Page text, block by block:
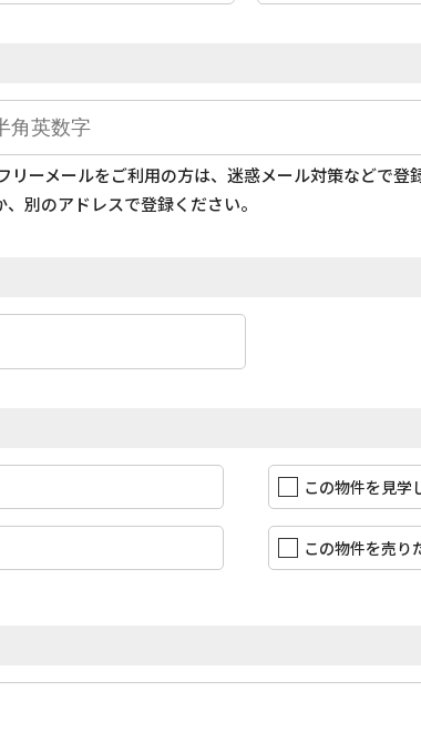
リーメールをご利用の方は、迷惑メール対策などで登
別のアドレスで登録ください。
この物件を見学
この物件を売り